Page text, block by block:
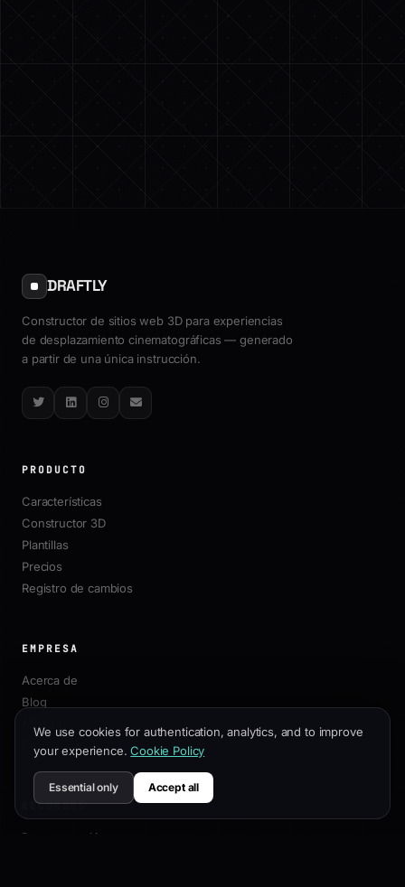
DRAFTLY
Constructor de sitios web 3D para experiencias
de desplazamiento cinematográficas — generado
a partir de una única instrucción.
TwitterLinkedInInstagram
Email
PRODUCTO
Características
Constructor 3D
Plantillas
Precios
Registro de cambios
EMPRESA
Acerca de
Blog
Contacto
RECURSOS
Documentación
We use cookies for authentication, analytics, and to improve
your experience. Cookie Policy
Essential only Accept all